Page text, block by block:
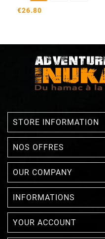
€26.80
STORE INFORMATION
NOS OFFRES
OUR COMPANY
INFORMATIONS
YOUR ACCOUNT